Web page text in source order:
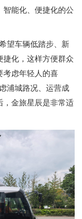
智能化、便捷化的公
望车辆低踏步、新
捷化，这样方便群众
考虑年轻人的喜
浦城路况、运营成
，金旅星辰是非常适